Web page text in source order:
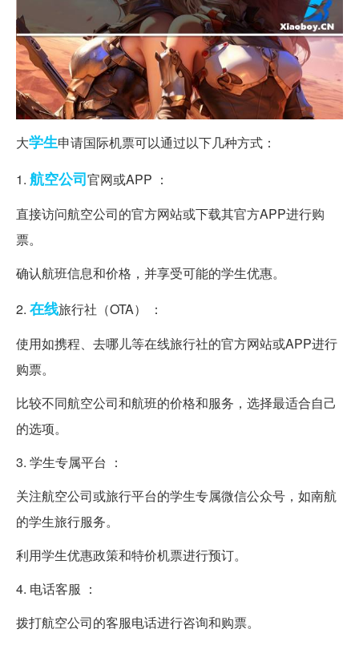
大学生申请国际机票可以通过以下几种方式：
1. 航空公司官网或APP ：
直接访问航空公司的官方网站或下载其官方APP进行购
票。
确认航班信息和价格，并享受可能的学生优惠。
2. 在线旅行社（OTA） ：
使用如携程、去哪儿等在线旅行社的官方网站或APP进行
购票。
比较不同航空公司和航班的价格和服务，选择最适合自己
的选项。
3. 学生专属平台 ：
关注航空公司或旅行平台的学生专属微信公众号，如南航
的学生旅行服务。
利用学生优惠政策和特价机票进行预订。
4. 电话客服 ：
拨打航空公司的客服电话进行咨询和购票。